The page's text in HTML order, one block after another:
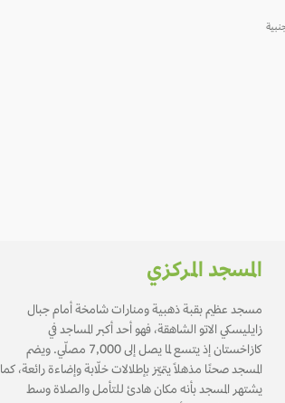
المسجد المركزي
مسجد عظيم بقبة ذهبية ومنارات شامخة أمام جبال
زايليسكي الاتو الشاهقة، فهو أحد أكبر المساجد في
كازاخستان إذ يتسع لما يصل إلى 7,000 مصلّي. ويضم
المسجد صحنًا مذهلًا يتميّز بإطلالات خلّابة وإضاءة رائعة، كما
يشتهر المسجد بأنه مكان هادئ للتأمل والصلاة وسط